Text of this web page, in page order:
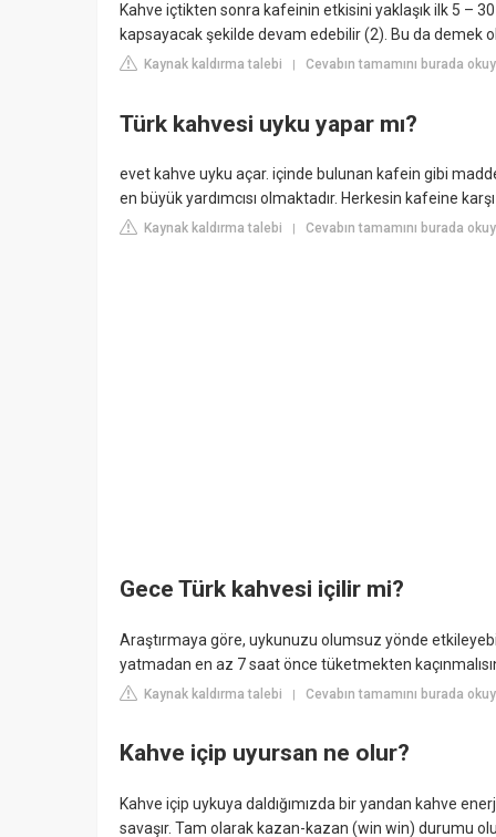
Kahve içtikten sonra kafeinin etkisini yaklaşık ilk 5 –
kapsayacak şekilde devam edebilir (2). Bu da demek
Kaynak kaldırma talebi Cevabın tamamını burada
Türk kahvesi uyku yapar mı?
evet kahve uyku açar. içinde bulunan kafein gibi
en büyük yardımcısı olmaktadır. Herkesin kafeine karşı
Kaynak kaldırma talebi Cevabın tamamını burada
Gece Türk kahvesi içilir mi?
Araştırmaya göre, uykunuzu olumsuz yönde
yatmadan en az 7 saat önce tüketmekten
Kaynak kaldırma talebi | Cevabın tamamını burada
Kahve içip uyursan ne olur?
Kahve içip uykuya daldığımızda bir yandan kahve
savaşır. Tam olarak kazan-kazan (win win) durumu